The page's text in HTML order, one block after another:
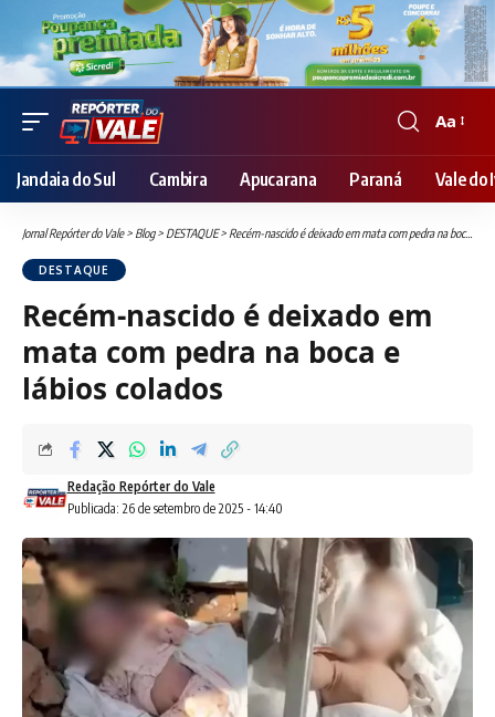
Font
Resizer
Aa
Jandaia do Sul Cambira Apucarana Paraná Vale do
Jornal Repórter do Vale> Blog> DESTAQUE> Recém-nascido é deixado em mata com pedra na boca e lábios colados
DESTAQUE
Recém-nascido é deixado em
mata com pedra na boca e
lábios colados
Publicada: 26 de setembro de 2025 - 14:40
Redação Repórter do Vale